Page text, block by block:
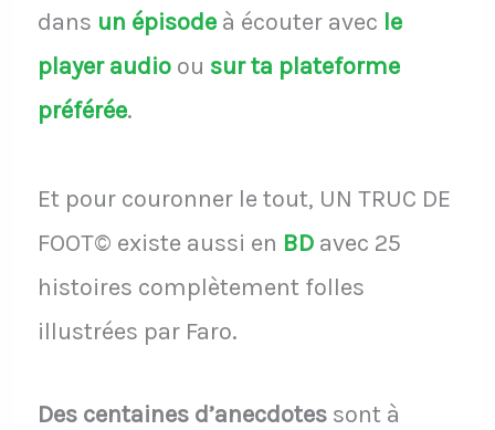
dans un épisodeà écouter avec le
player audio ou sur ta plateforme
préférée.
Et pour couronner le tout, UN TRUC DE
FOOT© existe aussi en BDavec 25
histoires complètement folles
illustrées par Faro.
Des centaines d’anecdotes sont à